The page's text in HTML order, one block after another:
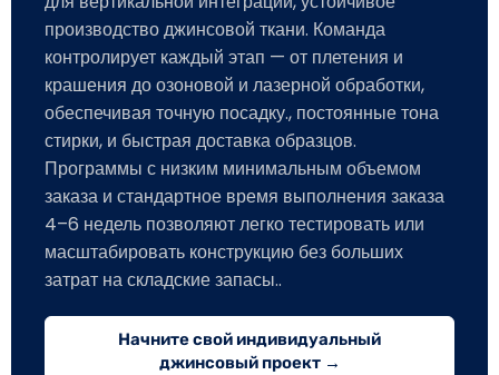
производство джинсовой ткани. Команда
контролирует каждый этап — от плетения и
крашения до озоновой и лазерной обработки,
обеспечивая точную посадку., постоянные тона
стирки, и быстрая доставка образцов.
Программы с низким минимальным объемом
заказа и стандартное время выполнения заказа
4–6 недель позволяют легко тестировать или
масштабировать конструкцию без больших
затрат на складские запасы..
Начните свой индивидуальный
джинсовый проект →